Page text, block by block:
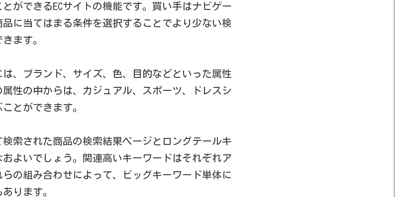
ができるECサイトの機能です。買い手はナビゲー
に当てはまる条件を選択することでより少ない検
ます。
、ブランド、サイズ、色、目的などといった属性
性の中からは、カジュアル、スポーツ、ドレスシ
とができます。
索された商品の検索結果ページとロングテールキ
よいでしょう。関連高いキーワードはそれぞれア
の組み合わせによって、ビッグキーワード単体に
ります。